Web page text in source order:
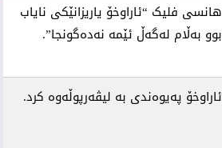
هانسی فلیک “ئاراوخۆ یاریزانێکی نایاب
بوو بەڵام لەگەڵ ئێمە نەدەگونجا”.
ئاراوخۆ پەیوەندی بە لیڤەرپوڵەوە کرد.